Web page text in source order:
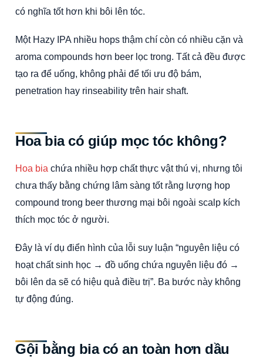
có nghĩa tốt hơn khi bôi lên tóc.
Một Hazy IPA nhiều hops thậm chí còn có nhiều cặn và
aroma compounds hơn beer lọc trong. Tất cả đều được
tạo ra để uống, không phải để tối ưu độ bám,
penetration hay rinseability trên hair shaft.
Hoa bia có giúp mọc tóc không?
Hoa bia chứa nhiều hợp chất thực vật thú vị, nhưng tôi
chưa thấy bằng chứng lâm sàng tốt rằng lượng hop
compound trong beer thương mại bôi ngoài scalp kích
thích mọc tóc ở người.
Đây là ví dụ điển hình của lỗi suy luận “nguyên liệu có
hoạt chất sinh học → đồ uống chứa nguyên liệu đó →
bôi lên da sẽ có hiệu quả điều trị”. Ba bước này không
tự động đúng.
Gội bằng bia có an toàn hơn dầu